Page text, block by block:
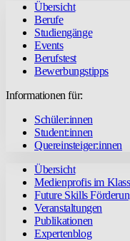
Übersicht
Berufe
Studiengänge
Events
Berufstest
Bewerbungstipps
Informationen für:
Schüler:innen
Student:innen
Quereinsteiger:innen
Übersicht
Medienprofis im
Future Skills
Veranstaltungen
Publikationen
Expertenblog